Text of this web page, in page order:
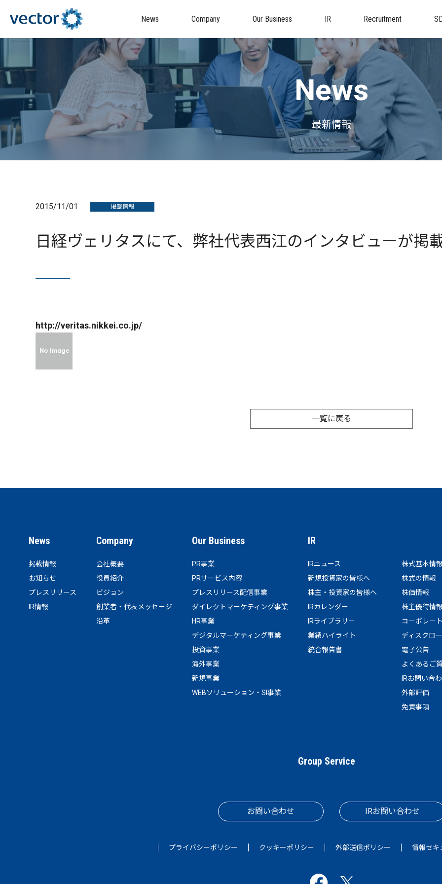
News Company Our Business IR Recruitment
News
最新情報
2015/11/01 掲載情報
日経ヴェリタスにて、弊社代表西江のインタビューが掲
http://veritas.nikkei.co.jp/
一覧に戻る
News
掲載情報
お知らせ
プレスリリース
IR情報
Company
会社概要
役員紹介
ビジョン
創業者・代表メッセージ
沿革
Our Business
PR事業
PRサービス内容
プレスリリース配信事業
ダイレクトマーケティング事業
HR事業
デジタルマーケティング事業
投資事業
海外事業
新規事業
WEBソリューション・SI事業
IR
IRニュース
新規投資家の皆様へ
株主・投資家の皆様へ
IRカレンダー
IRライブラリー
業績ハイライト
統合報告書
株式基本情報
株式の情報
株価情報
株主優待情報
コーポレー
ディスクロ
電子公告
よくあるご
IRお問い合
外部評価
免責事項
Group Service
お問い合わせ IRお問い合わせ
プライバシーポリシー クッキーポリシー 外部送信ポリシー 情報セキ